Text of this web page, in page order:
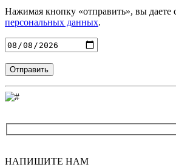
Нажимая кнопку «отправить», вы даете
персональных данных.
Введите адрес
НАПИШИТЕ НАМ